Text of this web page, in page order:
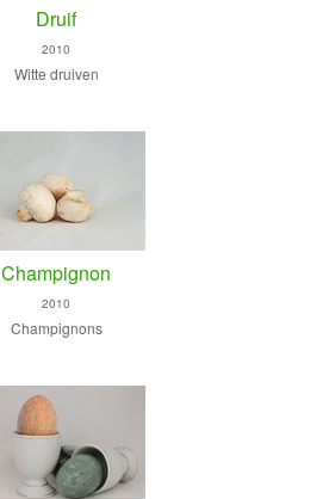
Druif
2010
Witte druiven
Champignon
2010
Champignons